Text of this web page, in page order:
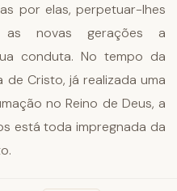
por elas, perpetuar-lhes
novas gerações a
conduta. No tempo da
de Cristo, já realizada uma
no Reino de Deus, a
está toda impregnada da